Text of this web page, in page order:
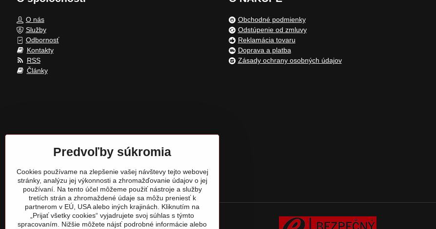
O nás
Služby
Odbornosť
Kontakty
RSS
Články
Obchodné podmienky
Odstúpenie od zmluvy
Reklamácia tovaru
Doprava a platba
Zásady ochrany osobných údajov
Predvoľby súkromia
Cookies používame na zlepšenie vašej návštevy tejto webovej
stránky, analýzu jej výkonnosti a zhromažďovanie údajov o jej
používaní. Na tento účel môžeme použiť nástroje a služby
tretích strán a zhromaždené údaje sa môžu preniesť k
partnerom v EÚ, USA alebo iných krajinách. Kliknutím na
„Prijať všetky cookies“ vyjadrujete svoj súhlas s týmto
spracovaním. Nižšie môžete nájsť podrobné informácie alebo